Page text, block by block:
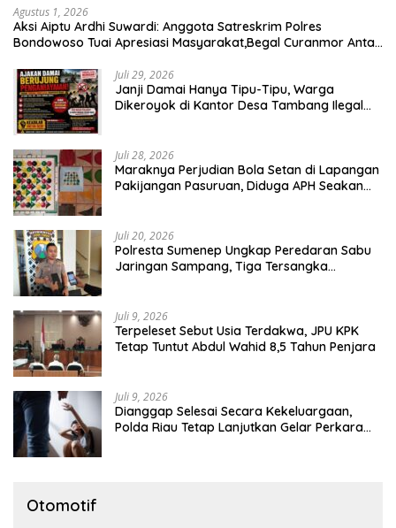
Agustus 1, 2026
Aksi Aiptu Ardhi Suwardi: Anggota Satreskrim Polres
Bondowoso Tuai Apresiasi Masyarakat,Begal Curanmor Antar
Juli 29, 2026
Janji Damai Hanya Tipu-Tipu, Warga
Dikeroyok di Kantor Desa Tambang Ilegal
Juli 28, 2026
Maraknya Perjudian Bola Setan di Lapangan
Pakijangan Pasuruan, Diduga APH Seakan
Juli 20, 2026
Polresta Sumenep Ungkap Peredaran Sabu
Jaringan Sampang, Tiga Tersangka
Juli 9, 2026
Terpeleset Sebut Usia Terdakwa, JPU KPK
Tetap Tuntut Abdul Wahid 8,5 Tahun Penjara
Juli 9, 2026
Dianggap Selesai Secara Kekeluargaan,
Polda Riau Tetap Lanjutkan Gelar Perkara
Otomotif